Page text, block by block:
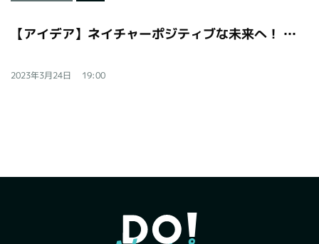
【アイデア】ネイチャーポジティブな未来へ！ 生物多様性の世界目標に東京から挑む
2023年3月24日 19:00